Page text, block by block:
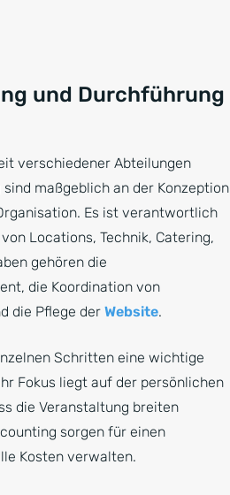
und Durchführung
verschiedener Abteilungen
maßgeblich an der Konzeption
Es ist verantwortlich
Locations, Technik, Catering,
gehören die
die Koordination von
die Pflege der Website.
Schritten eine wichtige
Fokus liegt auf der persönlichen
die Veranstaltung breiten
sorgen für einen
Kosten verwalten.